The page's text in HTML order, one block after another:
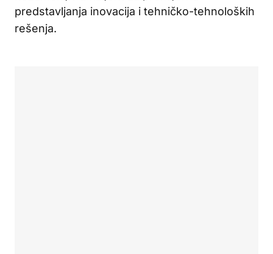
predstavljanja inovacija i tehničko-tehnoloških
rešenja.